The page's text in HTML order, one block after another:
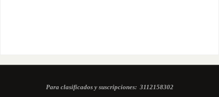
Para clasificados y suscripciones: 3112158302